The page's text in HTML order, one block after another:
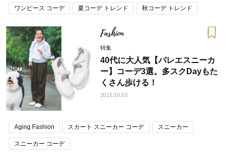
ワンピース コーデ 夏コーデ トレンド 秋コーデ トレンド
野呂佳代
Fashion
特集
40代に大人気【バレエスニーカ
ー】コーデ3選。多スクDayもた
くさん歩ける！
2025.10.03
Aging Fashion スカート スニーカー コーデ スニーカー
スニーカー コーデ